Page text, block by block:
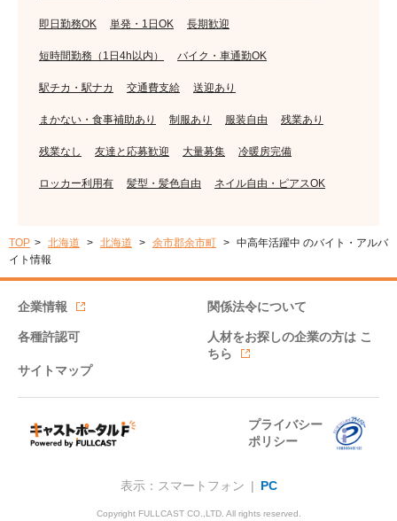
即日勤務OK 単発・1日OK 長期歓迎
短時間勤務（1日4h以内） バイク・車通勤OK
駅チカ・駅ナカ 交通費支給 送迎あり
まかない・食事補助あり 制服あり 服装自由 残業あり
残業なし 友達と応募歓迎 大量募集 冷暖房完備
ロッカー利用有 髪型・髪色自由 ネイル自由・ピアスOK
TOP 北海道 北海道 余市郡余市町
中高年活躍中 のバイト・アルバ
イト情報
企業情報 関係法令について
各種許認可 人材をお探しの企業の方は こ
ちら
サイトマップ
プライバシー
ポリシー
表示：スマートフォン | PC
Copyright FULLCAST CO.,LTD. All rights reserved.